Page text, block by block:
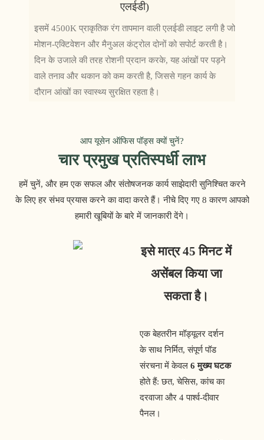
एलईडी)
इसमें 4500K प्राकृतिक रंग तापमान वाली एलईडी लाइट लगी है जो
मोशन-एक्टिवेशन और मैनुअल कंट्रोल दोनों को सपोर्ट करती है।
दिन के उजाले की तरह रोशनी प्रदान करके, यह आंखों पर पड़ने
वाले तनाव और थकान को कम करती है, जिससे गहन कार्य के
दौरान आंखों का स्वास्थ्य सुरक्षित रहता है।
आप यूसेन ऑफिस पॉड्स क्यों चुनें?
चार प्रमुख प्रतिस्पर्धी लाभ
हमें चुनें, और हम एक सफल और संतोषजनक कार्य साझेदारी सुनिश्चित करने
के लिए हर संभव प्रयास करने का वादा करते हैं। नीचे दिए गए 8 कारण आपको
हमारी खूबियों के बारे में जानकारी देंगे।
इसे मात्र 45 मिनट में
असेंबल किया जा
सकता है।
एक बेहतरीन मॉड्यूलर दर्शन
के साथ निर्मित, संपूर्ण पॉड
संरचना में केवल6 मुख्य घटक
होते हैं: छत, चेसिस, कांच का
दरवाजा और 4 पार्श्व-दीवार
पैनल।